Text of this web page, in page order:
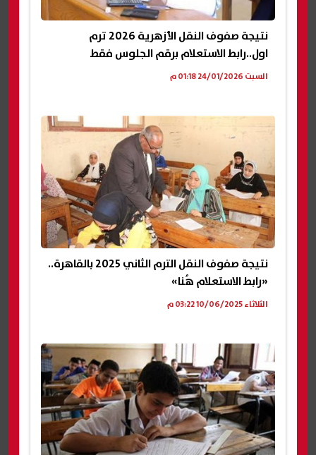
نتيجة صفوف النقل الأزهرية 2026 ترم
اول..رابط الاستعلام برقم الجلوس فقط
السبت 24/01/2026 01:18 م
نتيجة صفوف النقل الترم الثاني 2025 بالقاهرة..
«رابط الاستعلام هُنا»
الثلاثاء 10/06/2025 03:22 م